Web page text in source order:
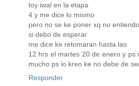
toy iwal en la etapa
4 y me dice lo mismo
pero no se ke poner xq no entiendo
si debo de esperar
me dice ke retomaran hasta las
12 hrs el martes 20 de enero y ps
mucho ps io kreo ke no debe de
Responder